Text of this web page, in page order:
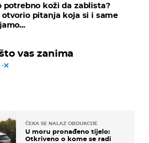
potrebno koži da zablista?
pitanja koja si i same
vas zanima
ČEKA SE NALAZ OBDUKCIJE
U moru pronađeno tijelo:
Otkriveno o kome se radi